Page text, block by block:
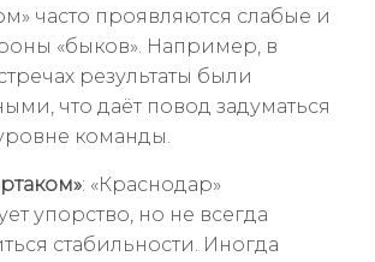
часто проявляются слабые и
«быков». Например, в
результаты были
что даёт повод задуматься
команды.
: «Краснодар»
упорство, но не всегда
стабильности. Иногда